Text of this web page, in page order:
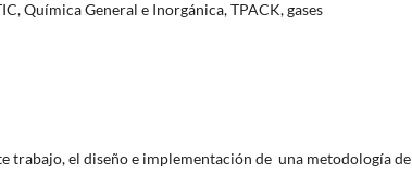
Química General e Inorgánica, TPACK, gases
trabajo, el diseño e implementación de una metodología de